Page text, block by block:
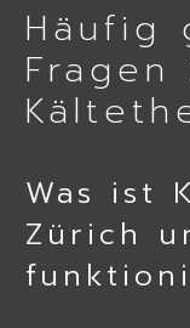
Häufig
Fragen
Was ist
Zürich